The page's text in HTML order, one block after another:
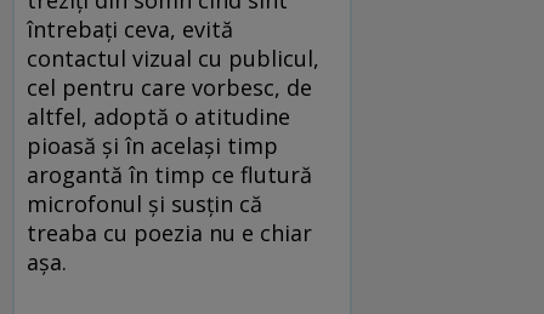
întrebați ceva, evită
contactul vizual cu publicul,
cel pentru care vorbesc, de
altfel, adoptă o atitudine
pioasă și în același timp
arogantă în timp ce flutură
microfonul și susțin că
treaba cu poezia nu e chiar
așa.